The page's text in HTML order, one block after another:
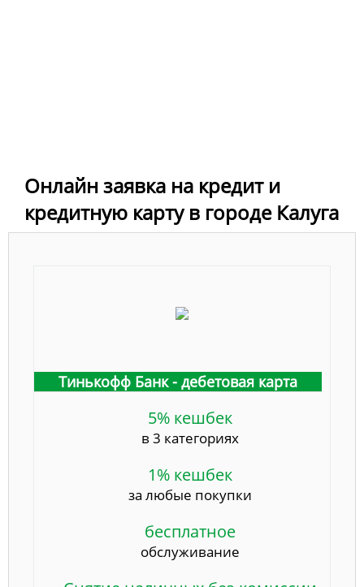
Онлайн заявка на кредит и
кредитную карту в городе Калуга
Тинькофф Банк - дебетовая карта
5% кешбек
в 3 категориях
1% кешбек
за любые покупки
бесплатное
обслуживание